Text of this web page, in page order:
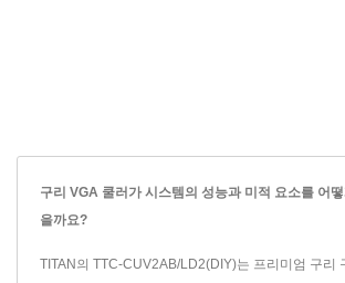
구리 VGA 쿨러가 시스템의 성능과 미적 요소를 어
을까요?
TITAN의 TTC-CUV2AB/LD2(DIY)는 프리미엄 구리